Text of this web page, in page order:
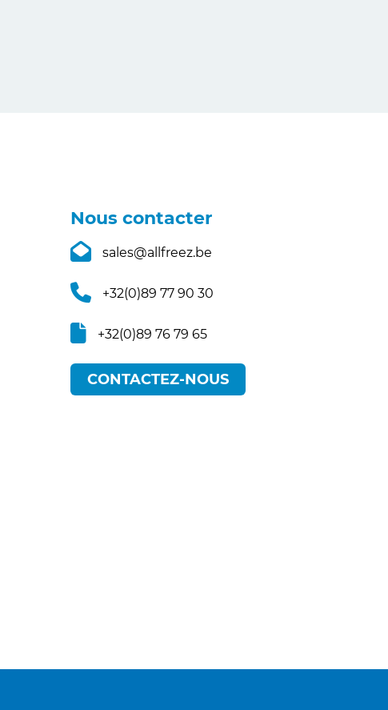
Nous contacter
sales@allfreez.be
+32(0)89 77 90 30
+32(0)89 76 79 65
CONTACTEZ-NOUS